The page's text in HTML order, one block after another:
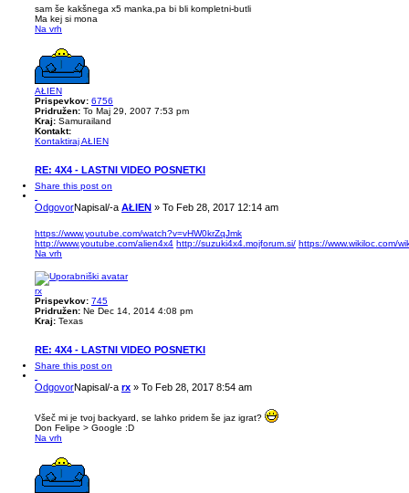
sam še kakšnega x5 manka,pa bi bli kompletni-butli
Ma kej si mona
Na vrh
AŁIEN
Prispevkov: 6756
Pridružen: To Maj 29, 2007 7:53 pm
Kraj: Samurailand
Kontakt:
Kontaktiraj AŁIEN
RE: 4X4 - LASTNI VIDEO POSNETKI
Share this post on
OdgovorNapisal/-a AŁIEN » To Feb 28, 2017 12:14 am
https://www.youtube.com/watch?v=vHW0krZqJmk
http://www.youtube.com/alien4x4 http://suzuki4x4.mojforum.si/ https://www.wikiloc.com/
Na vrh
rx
Prispevkov: 745
Pridružen: Ne Dec 14, 2014 4:08 pm
Kraj: Texas
RE: 4X4 - LASTNI VIDEO POSNETKI
Share this post on
OdgovorNapisal/-a rx » To Feb 28, 2017 8:54 am
Všeč mi je tvoj backyard, se lahko pridem še jaz igrat?
Don Felipe > Google :D
Na vrh